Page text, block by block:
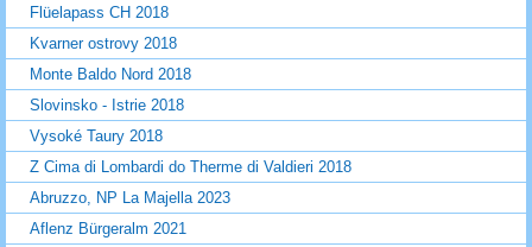
Flüelapass CH 2018
Kvarner ostrovy 2018
Monte Baldo Nord 2018
Slovinsko - Istrie 2018
Vysoké Taury 2018
Z Cima di Lombardi do Therme di Valdieri 2018
Abruzzo, NP La Majella 2023
Aflenz Bürgeralm 2021